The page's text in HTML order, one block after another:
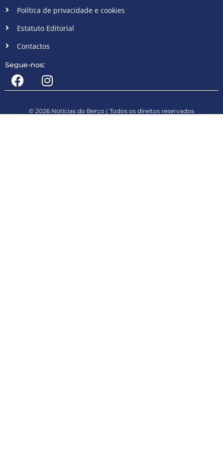
Política de privacidade e cookies
Estatuto Editorial
Contactos
Segue-nos:
© 2026 Notícias do Berço | Todos os direitos reservados